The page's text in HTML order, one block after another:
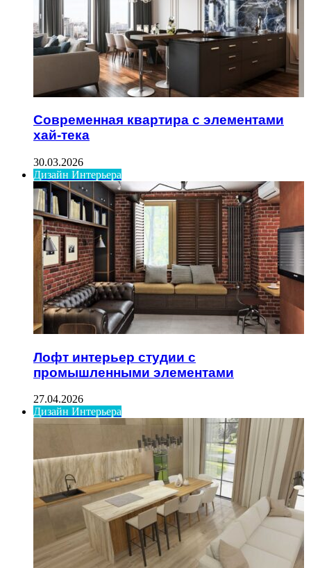
Современная квартира с элементами
хай-тека
30.03.2026
Дизайн Интерьера
Лофт интерьер студии с
промышленными элементами
27.04.2026
Дизайн Интерьера